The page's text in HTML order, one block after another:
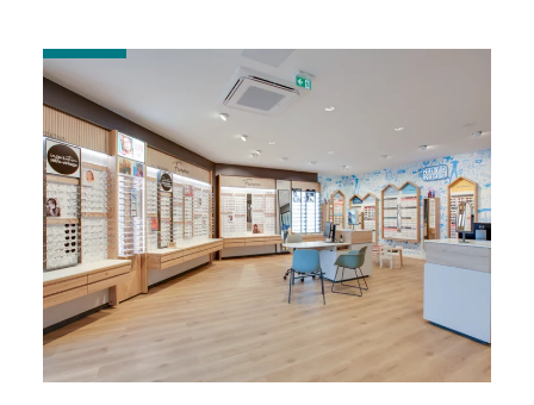
-
1ère
visite
chez
l’opticien
:
comment
ça
se
passe
?